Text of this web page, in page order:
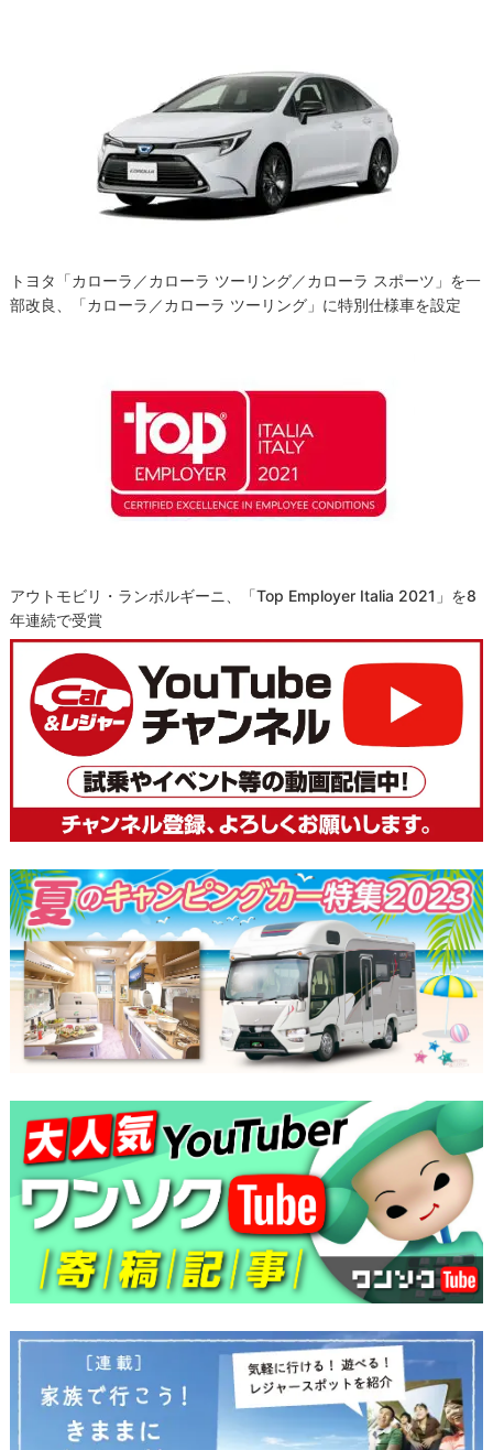
トヨタ「カローラ／カローラ ツーリング／カローラ スポーツ」を一
部改良、「カローラ／カローラ ツーリング」に特別仕様車を設定
アウトモビリ・ランボルギーニ、「Top Employer Italia 2021」を8
年連続で受賞